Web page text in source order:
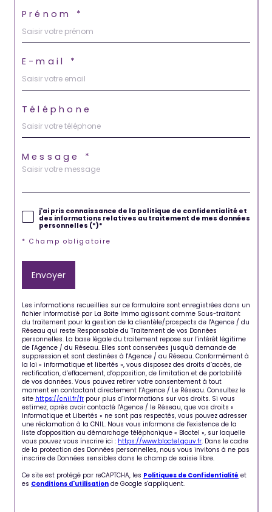
Prénom *
E-mail *
Téléphone
Message *
j'ai pris connaissance de la politique de confidentialité et
des informations relatives au traitement de mes données
personnelles (*)*
* Champ obligatoire
Envoyer
Les informations recueillies sur ce formulaire sont enregistrées dans un
fichier informatisé par La Boite Immo agissant comme Sous-traitant
du traitement pour la gestion de la clientèle/prospects de l'Agence / du
Réseau qui reste Responsable du Traitement de vos Données
personnelles. La base légale du traitement repose sur l'intérêt légitime
de l'Agence / du Réseau. Elles sont conservées jusqu'à demande de
suppression et sont destinées à l'Agence / au Réseau. Conformément à
la loi « informatique et libertés », vous disposez des droits d’accès, de
rectification, d’effacement, d’opposition, de limitation et de portabilité
de vos données. Vous pouvez retirer votre consentement à tout
moment en contactant directement l’Agence / Le Réseau. Consultez le
site https://cnil.fr/fr pour plus d’informations sur vos droits. Si vous
estimez, après avoir contacté l'Agence / le Réseau, que vos droits «
Informatique et Libertés » ne sont pas respectés, vous pouvez adresser
une réclamation à la CNIL. Nous vous informons de l’existence de la
liste d'opposition au démarchage téléphonique « Bloctel », sur laquelle
vous pouvez vous inscrire ici : https://www.bloctel.gouv.fr . Dans le cadre
de la protection des Données personnelles, nous vous invitons à ne pas
inscrire de Données sensibles dans le champ de saisie libre.
Ce site est protégé par reCAPTCHA, les Politiques de Confidentialité et
es Conditions d'utilisation de Google s'appliquent.